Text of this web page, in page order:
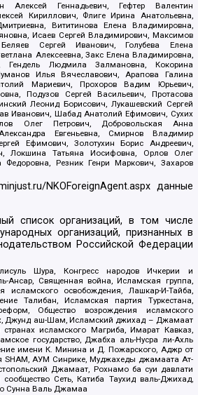
Алексей Геннадьевич, Гефтер Валентин
Кириллович, Флиге Ирина Анатольевна,
Вититинова Елена Владимировна,
Исаев Сергей Владимирович, Максимов
Сергей Иванович, Голубева Елена
Алексеевна, Закс Елена Владимировна,
Гендель Людмила Залмановна, Кокорина
Илья Вячеславович, Арапова Галина
Мариевич, Прохоров Вадим Юрьевич,
Подузов Сергей Васильевич, Протасова
Леонид Борисович, Лукашевский Сергей
Иванович, Шабад Анатолий Ефимович, Сухих
Олег Петрович, Добровольская Анна
Евгеньевна, Смирнов Владимир
Ефимович, Золотухин Борис Андреевич,
Локшина Татьяна Иосифовна, Орлов Олег
Резник Генри Маркович, Захаров
NKOForeignAgent.aspxданные
список организаций, в том числе
организаций, признанных в
Российской Федерации
Шура, Конгресс народов Ичкерии и
Ансар, Священная война, Исламская группа,
исламского освобождения, Лашкар-И-Тайба,
Талибан, Исламская партия Туркестана,
Общество возрождения исламского
Джунд аш-Шам, Исламский джихад – Джамаат
исламского Магриба, Имарат Кавказ,
государство, Джабха аль-Нусра ли-Ахль
имени К. Минина и Д. Пожарского, Аджр от
SHAM, АУМ Синрике, Муджахеды джамаата Ат-
Джамаат, Рохнамо ба суи давлати
сообщество Сеть, Катиба Таухид валь-Джихад,
Сунна Валь Джамаа